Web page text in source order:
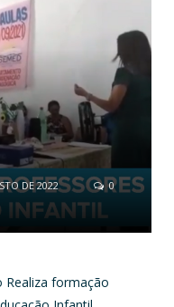
DE 2022
0
Realiza formação